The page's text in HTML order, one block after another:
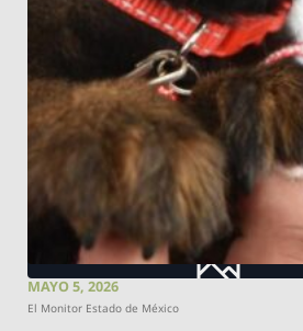
MAYO 5, 2026
El Monitor Estado de México